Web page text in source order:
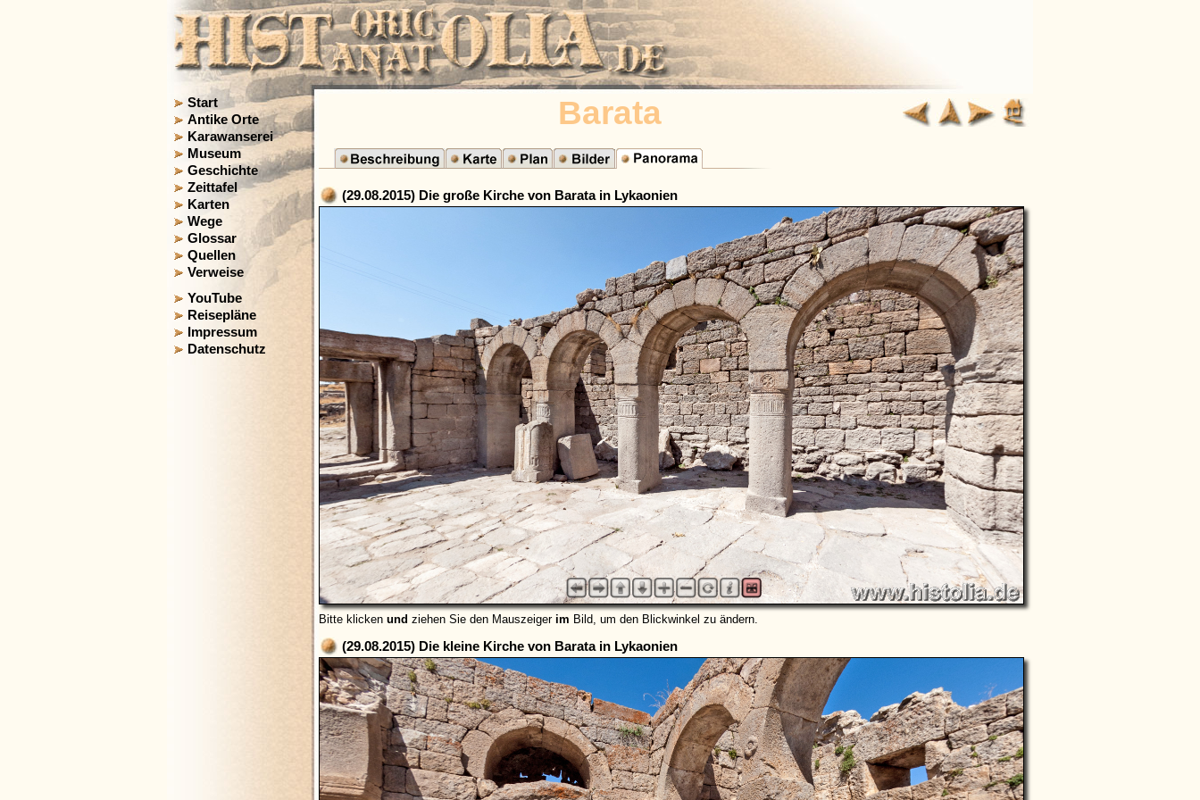
Start
Antike Orte
Karawanserei
Museum
Geschichte
Zeittafel
Karten
Wege
Glossar
Quellen
Verweise
YouTube
Reisepläne
Impressum
Datenschutz
Barata
(29.08.2015) Die große Kirche von Barata in Lykaonien
Bitte klicken und ziehen Sie den Mauszeiger im Bild, um den Blickwinkel zu ändern.
(29.08.2015) Die kleine Kirche von Barata in Lykaonien